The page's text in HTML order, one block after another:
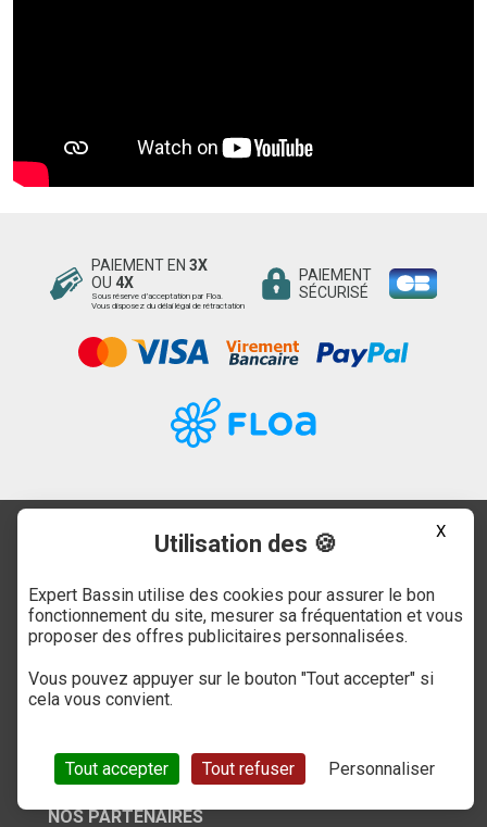
PAIEMENT EN 3X
OU 4X
Sous réserve d’acceptation par Floa.
Vous disposez du délai légal de rétractation
PAIEMENT
SÉCURISÉ
AVANTAGES CLIENTS
Conseils d'expert
Jardins d'Ambiance
Paiement expert bassin
Garantie Oase
Livraison
Nos Réalisations
NOS PARTENAIRES
X
Utilisation des 🍪
Expert Bassin utilise des cookies pour assurer le bon
fonctionnement du site, mesurer sa fréquentation et vous
proposer des offres publicitaires personnalisées.
Vous pouvez appuyer sur le bouton "Tout accepter" si
cela vous convient.
Tout accepter Tout refuser Personnaliser